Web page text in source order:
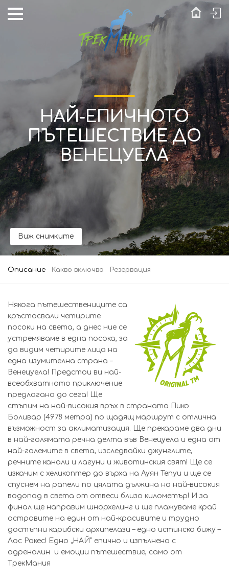
НАЙ-ЕПИЧНОТО
ПЪТЕШЕСТВИЕ ДО
ВЕНЕЦУЕЛА
Виж снимките
Описание Какво включва Резервация
Някога пътешествениците са
кръстосвали четирите
посоки на света, а днес ние се
устремяваме в една посока, за
да видим четирите лица на
една изумителна страна –
Венецуела! Предстои ви най-
всеобхватното приключение
предлагано до сега! Ще
стъпим на най-високия връх в страната Пико
Боливар (4978 метра) по щадящ маршрут с отлична
възможност за аклиматизация. Ще прекараме два дни
в най-голямата речна делта във Венецуела и една от
най-големите в света, изследвайки джунглите,
речните канали и лагуни и животинския свят! Ще се
изкачим с хеликоптер до върха на Ауян Тепуи и ще се
спуснем на рапели по цялата дължина на най-високия
водопад в света от отвеси близо километър! И за
финал ще направим шнорхелинг и ще плажуваме край
островите на един от най-красивите и трудно
достъпни карибски архипелази – едно истинско бижу –
Лос Рокес! Едно „НАЙ“ епично и изпълнено с
адреналин и емоции пътешествие, само от
ТрекМания